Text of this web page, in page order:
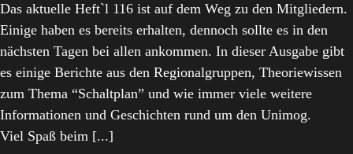
Das aktuelle Heft`l 116 ist auf dem Weg zu den Mitgliedern.
Einige haben es bereits erhalten, dennoch sollte es in den
nächsten Tagen bei allen ankommen. In dieser Ausgabe gibt
es einige Berichte aus den Regionalgruppen, Theoriewissen
zum Thema “Schaltplan” und wie immer viele weitere
Informationen und Geschichten rund um den Unimog.
Viel Spaß beim [...]